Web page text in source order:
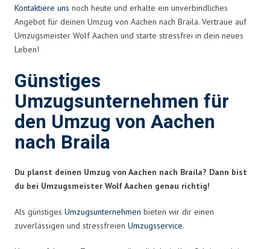
Kontaktiere uns noch heute und erhalte ein unverbindliches
Angebot für deinen Umzug von Aachen nach Braila. Vertraue auf
Umzugsmeister Wolf Aachen und starte stressfrei in dein neues
Leben!
Günstiges
Umzugsunternehmen für
den Umzug von Aachen
nach Braila
Du planst deinen Umzug von Aachen nach Braila? Dann bist
du bei Umzugsmeister Wolf Aachen genau richtig!
Als günstiges Umzugsunternehmen bieten wir dir einen
zuverlässigen und stressfreien Umzugsservice.